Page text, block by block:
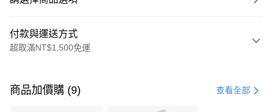
付款與運送方式
超取滿NT$1,500免運
信用卡一次付款
商品加價購 (9) 查看全部